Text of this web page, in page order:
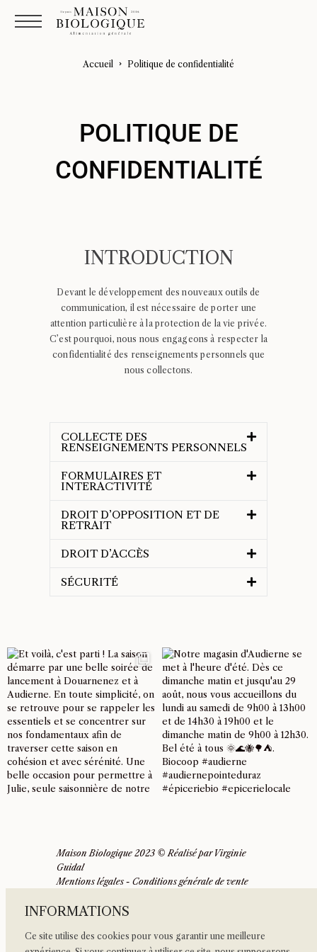
INFORMATIONS
Ce site utilise des cookies pour vous garantir une meilleure
Accueil Politique de confidentialité
POLITIQUE DE
CONFIDENTIALITÉ
INTRODUCTION
Devant le développement des nouveaux outils de
communication, il est nécessaire de porter une
attention particulière à la protection de la vie privée.
C’est pourquoi, nous nous engageons à respecter la
confidentialité des renseignements personnels que
nous collectons.
COLLECTE DES
RENSEIGNEMENTS PERSONNELS
FORMULAIRES ET
INTERACTIVITÉ
DROIT D’OPPOSITION ET DE
RETRAIT
DROIT D’ACCÈS
SÉCURITÉ
Maison Biologique 2023 © Réalisé par Virginie
Guidal
Mentions légales - Conditions générale de vente